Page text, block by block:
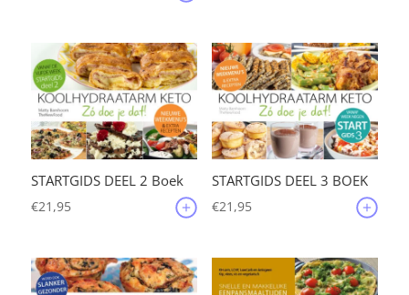
STARTGIDS DEEL 2 Boek
€21,95
STARTGIDS DEEL 3 BOEK
€21,95